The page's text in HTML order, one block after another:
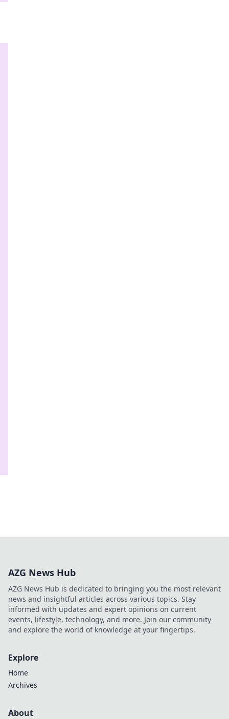
AZG News Hub
AZG News Hub is dedicated to bringing you the most relevant
news and insightful articles across various topics. Stay
informed with updates and expert opinions on current
events, lifestyle, technology, and more. Join our community
and explore the world of knowledge at your fingertips.
Explore
Home
Archives
About